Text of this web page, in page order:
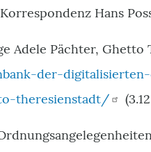
Hans
Adele Pächter, Ghetto
der-
theresienstadt/